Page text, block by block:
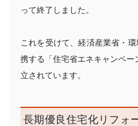
って終了しました。
これを受けて、経済産業省・
携する「住宅省エネキャンペ
立されています。
長期優良住宅化リフォ